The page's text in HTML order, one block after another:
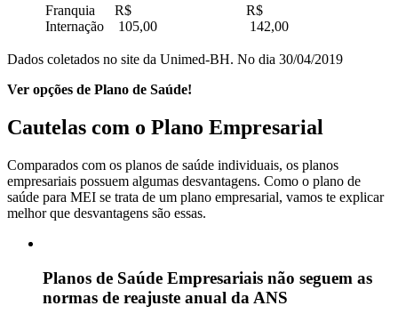
Franquia
Internação
R$
105,00
R$
142,00
Dados coletados no site da Unimed-BH. No dia 30/04/2019
Ver opções de Plano de Saúde!
Cautelas com o Plano Empresarial
Comparados com os planos de saúde individuais, os planos
empresariais possuem algumas desvantagens. Como o plano de
saúde para MEI se trata de um plano empresarial, vamos te explicar
melhor que desvantagens são essas.
Planos de Saúde Empresariais não seguem as
normas de reajuste anual da ANS